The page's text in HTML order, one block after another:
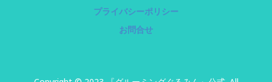
プライバシーポリシー
お問合せ